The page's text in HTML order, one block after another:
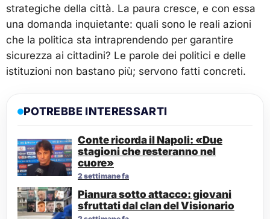
strategiche della città. La paura cresce, e con essa
una domanda inquietante: quali sono le reali azioni
che la politica sta intraprendendo per garantire
sicurezza ai cittadini? Le parole dei politici e delle
istituzioni non bastano più; servono fatti concreti.
POTREBBE INTERESSARTI
Conte ricorda il Napoli: «Due
stagioni che resteranno nel
cuore»
2 settimane fa
Pianura sotto attacco: giovani
sfruttati dal clan del Visionario